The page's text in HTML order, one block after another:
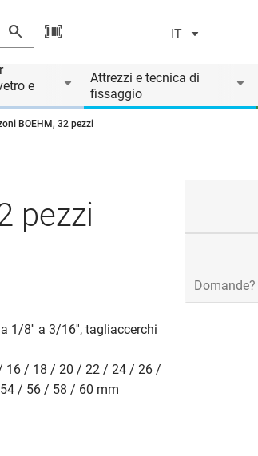
IT
e
Attrezzi e tecnica di
fissaggio
BOEHM, 32 pezzi
pezzi
1/8'' a 3/16'', tagliaccerchi
16 / 18 / 20 / 22 / 24 / 26 /
/ 56 / 58 / 60 mm